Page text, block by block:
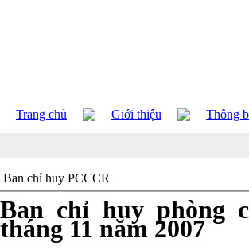
Trang chủ Giới thiệu Thông
Ban chỉ huy PCCCR
Ban chỉ huy phòng
tháng 11 năm 2007